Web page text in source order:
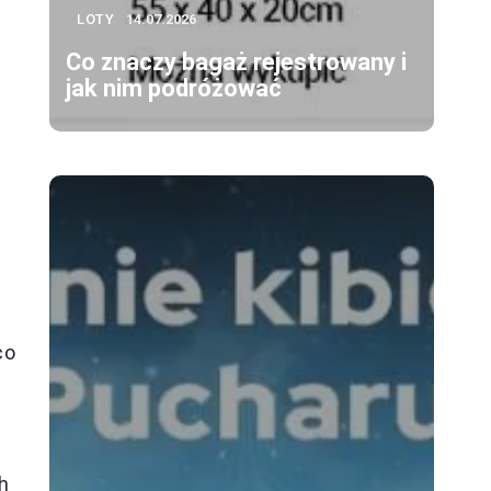
LOTY 14.07.2026
Co znaczy bagaż rejestrowany i
jak nim podróżować